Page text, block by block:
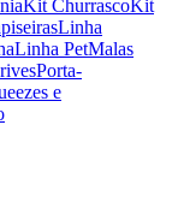
Kit ChurrascoKit
Linha
Linha PetMalas
Porta-
e